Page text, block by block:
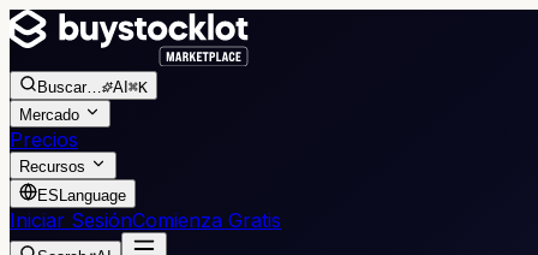
Buscar… AI ⌘K
Mercado
Precios
Recursos
ES Language
Iniciar SesiónComienza Gratis